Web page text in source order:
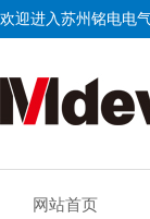
欢迎进入苏州铭电电
网站首页